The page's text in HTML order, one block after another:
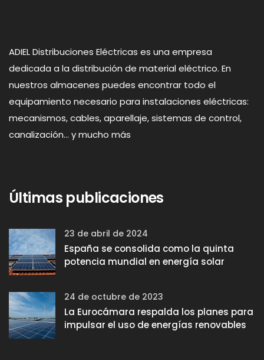
ADIEL Distribuciones Eléctricas es una empresa
dedicada a la distribución de material eléctrico. En
nuestros almacenes puedes encontrar todo el
equipamiento necesario para instalaciones eléctricas:
mecanismos, cables, aparellaje, sistemas de control,
canalización... y mucho más
Últimas publicaciones
23 de abril de 2024
España se consolida como la quinta
potencia mundial en energía solar
24 de octubre de 2023
La Eurocámara respalda los planes para
impulsar el uso de energías renovables